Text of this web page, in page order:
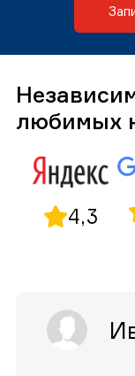
любимых
4,3